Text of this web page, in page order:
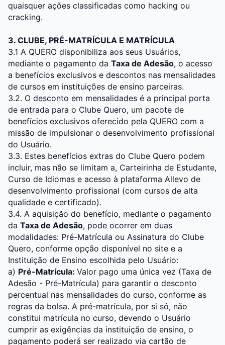
quaisquer ações classificadas como hacking ou
cracking.
3. CLUBE, PRÉ-MATRÍCULA E MATRÍCULA
3.1 A QUERO disponibiliza aos seus Usuários,
mediante o pagamento da Taxa de Adesão, o acesso
a benefícios exclusivos e descontos nas mensalidades
de cursos em instituições de ensino parceiras.
3.2. O desconto em mensalidades é a principal porta
de entrada para o Clube Quero, um pacote de
benefícios exclusivos oferecido pela QUERO com a
missão de impulsionar o desenvolvimento profissional
do Usuário.
3.3. Estes benefícios extras do Clube Quero podem
incluir, mas não se limitam a, Carteirinha de Estudante,
Curso de Idiomas e acesso à plataforma Allevo de
desenvolvimento profissional (com cursos de alta
qualidade e certificado).
3.4. A aquisição do benefício, mediante o pagamento
da Taxa de Adesão, pode ocorrer em duas
modalidades: Pré-Matrícula ou Assinatura do Clube
Quero, conforme opção disponível no site e a
Instituição de Ensino escolhida pelo Usuário:
a) Pré-Matrícula: Valor pago uma única vez (Taxa de
Adesão - Pré-Matrícula) para garantir o desconto
percentual nas mensalidades do curso, conforme as
regras da bolsa. A pré-matrícula, por si só, não
constitui matrícula no curso, devendo o Usuário
cumprir as exigências da instituição de ensino, o
pagamento poderá ser realizado via cartão de